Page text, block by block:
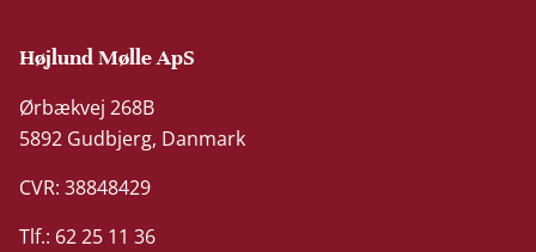
Højlund Mølle ApS
Ørbækvej 268B
5892 Gudbjerg, Danmark
CVR: 38848429
Tlf.: 62 25 11 36